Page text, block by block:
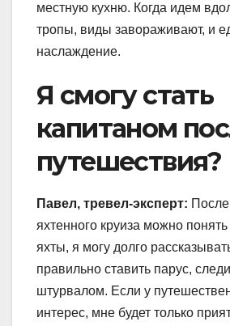
местную кухню. Когда идем
тропы, виды завораживают, и
наслаждение.
Я смогу стать
капитаном
путешествия?
Павел, тревел-эксперт:
яхтенного круиза можно понять
яхты, я могу долго
правильно ставить парус,
штурвалом. Если у
интерес, мне будет только